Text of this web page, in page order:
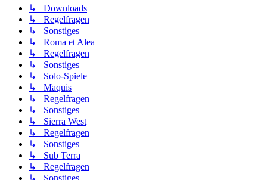
↳ Downloads
↳ Regelfragen
↳ Sonstiges
↳ Roma et Alea
↳ Regelfragen
↳ Sonstiges
↳ Solo-Spiele
↳ Maquis
↳ Regelfragen
↳ Sonstiges
↳ Sierra West
↳ Regelfragen
↳ Sonstiges
↳ Sub Terra
↳ Regelfragen